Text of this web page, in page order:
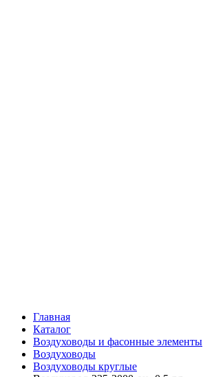
Главная
Каталог
Воздуховоды и фасонные элементы
Воздуховоды
Воздуховоды круглые